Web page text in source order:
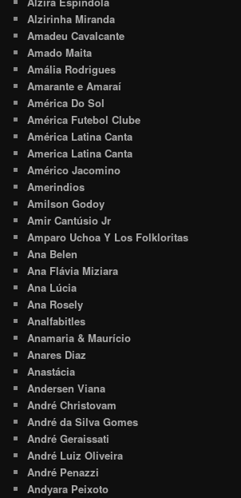
Alzirinha Miranda
Amadeu Cavalcante
Amado Maita
Amália Rodrigues
Amarante e Amaraí
América Do Sol
América Futebol Clube
América Latina Canta
America Latina Canta
Américo Jacomino
Amerindios
Amilson Godoy
Amir Cantúsio Jr
Amparo Uchoa Y Los Folkloritas
Ana Belen
Ana Flávia Miziara
Ana Lúcia
Ana Rosely
Analfabitles
Anamaria & Maurício
Anares Diaz
Anastácia
Andersen Viana
André Christovam
André da Silva Gomes
André Geraissati
André Luiz Oliveira
André Penazzi
Andyara Peixoto